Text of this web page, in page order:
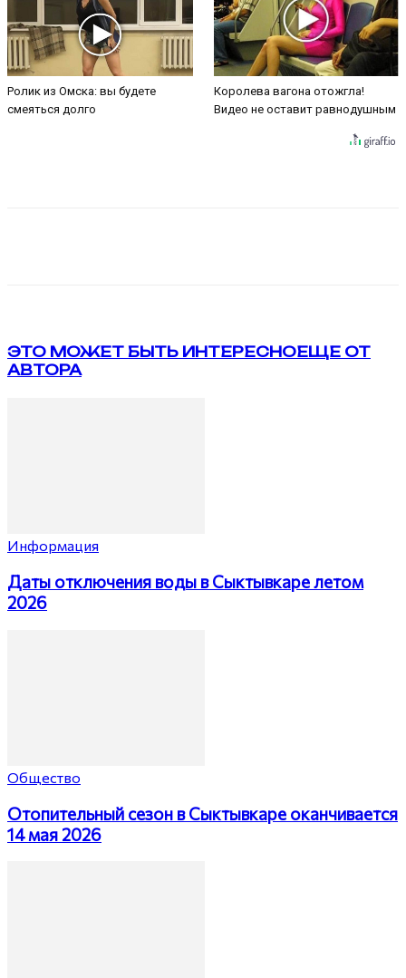
Ролик из Омска: вы будете
смеяться долго
Королева вагона отожгла!
Видео не оставит равнодушным
ЭТО МОЖЕТ БЫТЬ ИНТЕРЕСНОЕЩЕ ОТ
АВТОРА
Информация
Даты отключения воды в Сыктывкаре летом
2026
Общество
Отопительный сезон в Сыктывкаре оканчивается
14 мая 2026